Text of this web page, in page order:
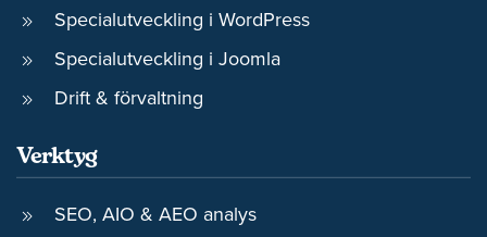
Specialutveckling i WordPress
Specialutveckling i Joomla
Drift & förvaltning
Verktyg
SEO, AIO & AEO analys